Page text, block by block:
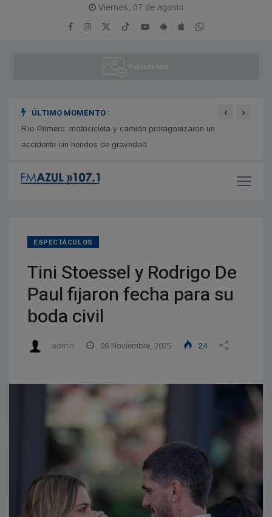
Viernes, 07 de agosto
ÚLTIMO MOMENTO :
Río Primero: motocicleta y camión protagonizaron un
accidente sin heridos de gravedad
‹ ›
ESPECTÁCULOS
Tini Stoessel y Rodrigo De
Paul fijaron fecha para su
boda civil
admin 09 Noviembre, 2025 24